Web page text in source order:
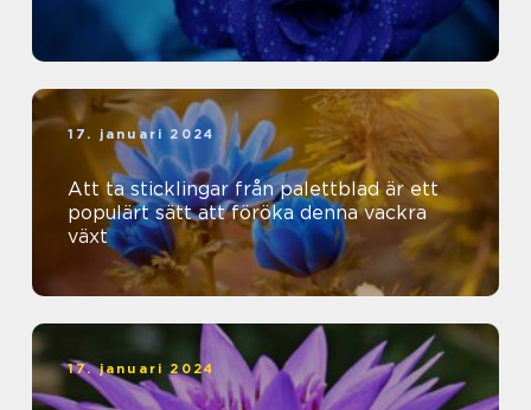
17. januari 2024
Att ta sticklingar från palettblad är ett
populärt sätt att föröka denna vackra
växt
17. januari 2024